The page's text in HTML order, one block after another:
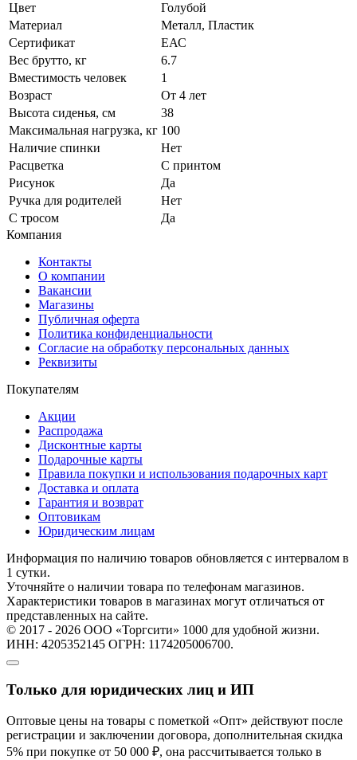
Цвет
Голубой
Материал
Металл, Пластик
Сертификат
ЕАС
Вес брутто, кг
6.7
Вместимость человек
1
Возраст
От 4 лет
Высота сиденья, см
38
Максимальная нагрузка, кг 100
Наличие спинки
Нет
Расцветка
С принтом
Рисунок
Да
Ручка для родителей
Нет
С тросом
Да
Компания
Контакты
О компании
Вакансии
Магазины
Публичная оферта
Политика конфиденциальности
Согласие на обработку персональных данных
Реквизиты
Покупателям
Акции
Распродажа
Дисконтные карты
Подарочные карты
Правила покупки и использования подарочных карт
Доставка и оплата
Гарантия и возврат
Оптовикам
Юридическим лицам
Информация по наличию товаров обновляется с интервалом в
1 сутки.
Уточняйте о наличии товара по телефонам магазинов.
Характеристики товаров в магазинах могут отличаться от
представленных на сайте.
© 2017 - 2026 ООО «Торгсити» 1000 для удобной жизни.
ИНН: 4205352145 ОГРН: 1174205006700.
Только для юридических лиц и ИП
Оптовые цены на товары с пометкой «Опт» действуют после
регистрации и заключении договора, дополнительная скидка
5% при покупке от 50 000 ₽, она рассчитывается только в